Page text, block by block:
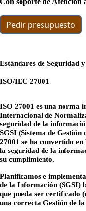
Con soporte de Atencion
Pedir presupuesto
Estándares de Seguridad
ISO/IEC 27001
ISO 27001 es una norma
Internacional de
seguridad de la
SGSI (Sistema de
27001 se ha convertido
la seguridad de la
su cumplimiento.
Planificamos e
de la Información (SGSI)
que pueda ser certificado
una correcta Gestión de la